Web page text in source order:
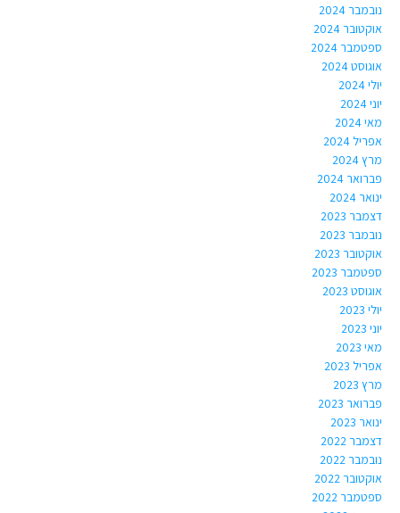
נובמבר 2024
אוקטובר 2024
ספטמבר 2024
אוגוסט 2024
יולי 2024
יוני 2024
מאי 2024
אפריל 2024
מרץ 2024
פברואר 2024
ינואר 2024
דצמבר 2023
נובמבר 2023
אוקטובר 2023
ספטמבר 2023
אוגוסט 2023
יולי 2023
יוני 2023
מאי 2023
אפריל 2023
מרץ 2023
פברואר 2023
ינואר 2023
דצמבר 2022
נובמבר 2022
אוקטובר 2022
ספטמבר 2022